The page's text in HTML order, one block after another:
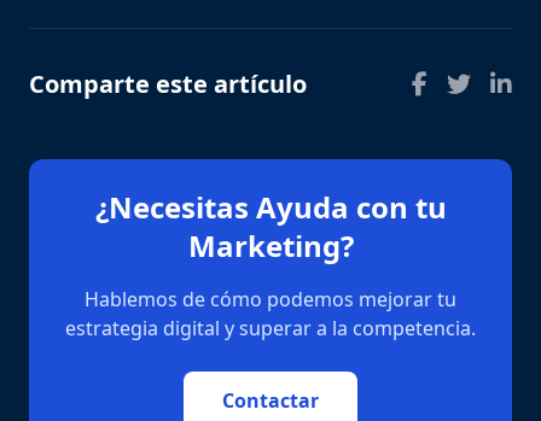
Comparte este artículo
¿Necesitas Ayuda con tu
Marketing?
Hablemos de cómo podemos mejorar tu
estrategia digital y superar a la competencia.
Contactar